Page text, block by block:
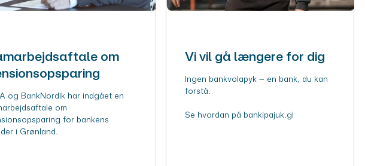
om
og BankNordik har indgået en
om
for bankens
i Grønland.
Vi vil gå længere for dig
Ingen bankvolapyk – en bank, du kan
forstå.
Se hvordan på bankipajuk.gl